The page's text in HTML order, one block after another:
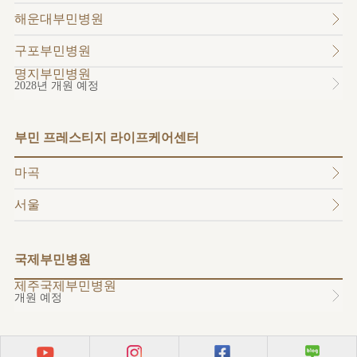
외래진료
해운대부민병원
구포부민병원
명지부민병원
2028년 개원 예정
부민 프레스티지 라이프케어센터
마곡
서울
국제부민병원
제주국제부민병원
개원 예정